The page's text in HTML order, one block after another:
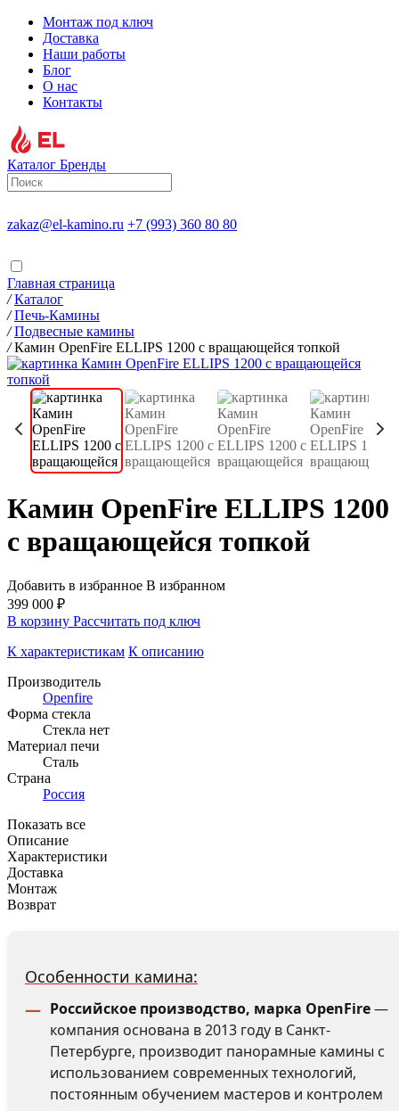
Монтаж под ключ
Доставка
Наши работы
Блог
О нас
Контакты
Каталог Бренды
zakaz@el-kamino.ru +7 (993) 360 80 80
Главная страница
/ Каталог
/ Печь-Камины
/ Подвесные камины
/ Камин OpenFire ELLIPS 1200 с вращающейся топкой
Камин OpenFire ELLIPS 1200
с вращающейся топкой
Добавить в избранное В избранном
399 000 ₽
В корзину Рассчитать под ключ
К характеристикам К описанию
Производитель
Openfire
Форма стекла
Стекла нет
Материал печи
Сталь
Страна
Россия
Показать все
Описание
Характеристики
Доставка
Монтаж
Возврат
Особенности камина:
Российское производство, марка OpenFire—
компания основана в 2013 году в Санкт-
Петербурге, производит панорамные камины с
использованием современных технологий,
постоянным обучением мастеров и контролем